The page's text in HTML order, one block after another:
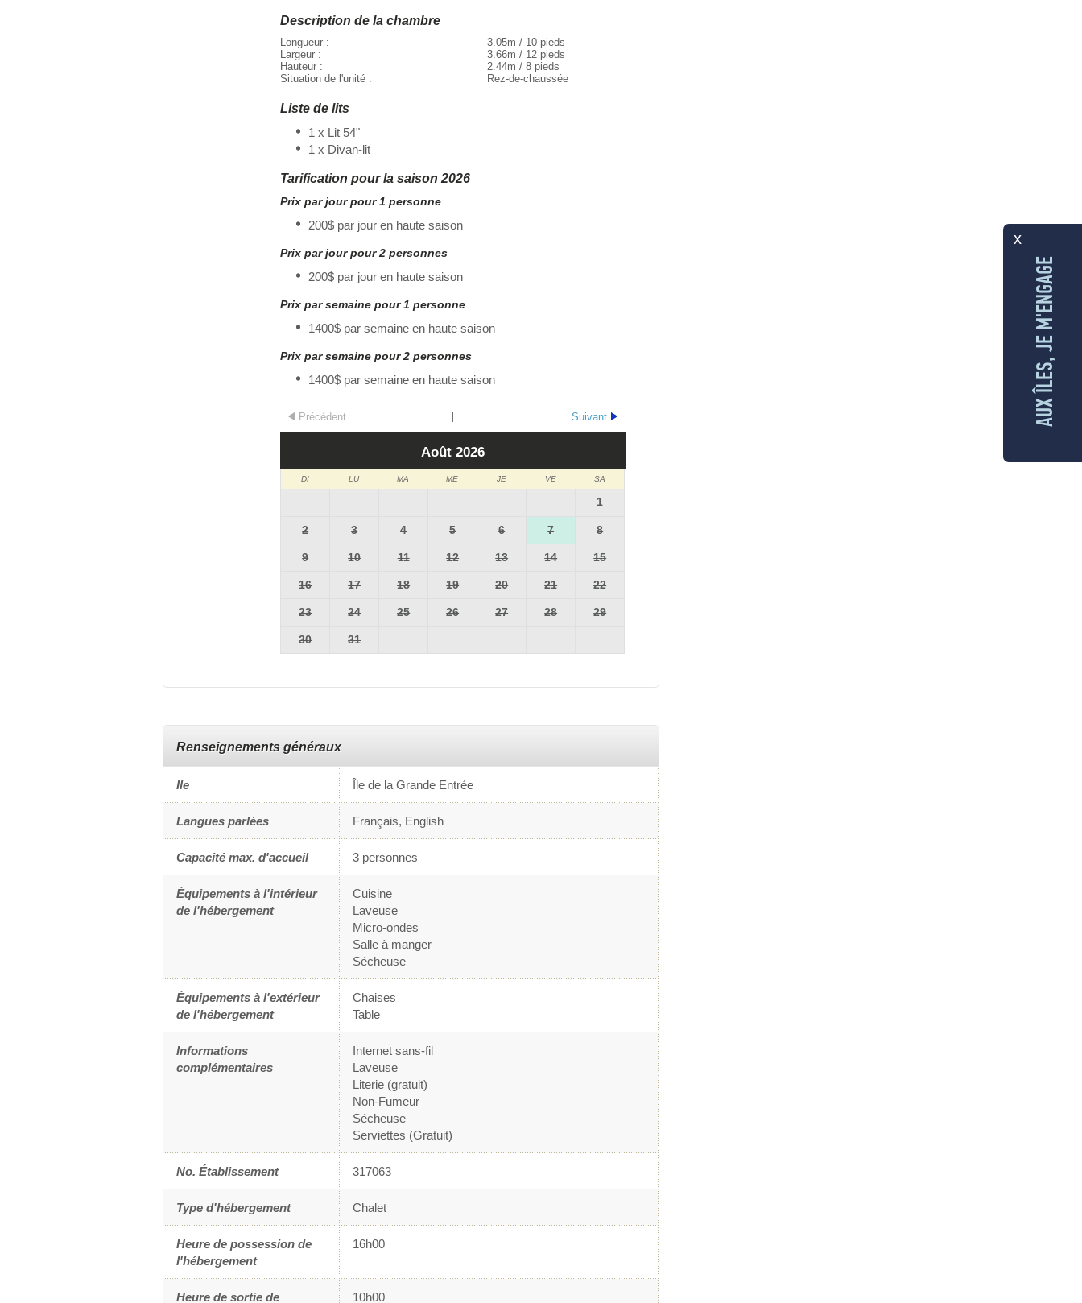
Description de la chambre
Longueur :
3.05m / 10 pieds
Largeur :
3.66m / 12 pieds
Hauteur :
2.44m / 8 pieds
Situation de l'unité :
Rez-de-chaussée
Liste de lits
1 x Lit 54"
1 x Divan-lit
Tarification pour la saison 2026
Prix par jour pour 1 personne
200$ par jour en haute saison
Prix par jour pour 2 personnes
200$ par jour en haute saison
Prix par semaine pour 1 personne
1400$ par semaine en haute saison
Prix par semaine pour 2 personnes
1400$ par semaine en haute saison
Précédent Suivant
Août 2026
DI LU MA ME JE VE SA
1
2 3 4 5 6 7 8
9 10 11 12 13 14 15
16 17 18 19 20 21 22
23 24 25 26 27 28 29
30 31
Renseignements généraux
Ile Île de la Grande Entrée
Langues parlées Français, English
Capacité max. d'accueil 3 personnes
Équipements à l'intérieur
de l'hébergement
Cuisine
Laveuse
Micro-ondes
Salle à manger
Sécheuse
Équipements à l'extérieur
de l'hébergement
Chaises
Table
Informations
complémentaires
Internet sans-fil
Laveuse
Literie (gratuit)
Non-Fumeur
Sécheuse
Serviettes (Gratuit)
No. Établissement 317063
Type d'hébergement Chalet
Heure de possession de
l'hébergement
16h00
Heure de sortie de 10h00
x
AUX ÎLES, JE M'ENGAGE